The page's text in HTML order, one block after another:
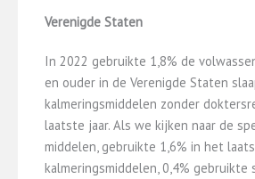
Verenigde Staten
In 2022 gebruikte 1,8% de
en ouder in de Verenigde Staten
kalmeringsmiddelen zonder
laatste jaar. Als we kijken naar de
middelen, gebruikte 1,6% in het
kalmeringsmiddelen, 0,4% gebruikte